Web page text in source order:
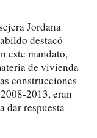
Jordana
destacó
este mandato,
de vivienda
construcciones
2013, eran
dar respuesta